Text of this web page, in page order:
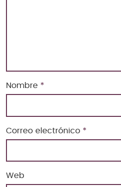
Nombre *
Correo electrónico *
Web